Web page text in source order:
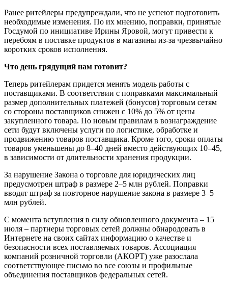
Ранее ритейлеры предупреждали, что не успеют подготовить
необходимые изменения. По их мнению, поправки, принятые
Госдумой по инициативе Ирины Яровой, могут привести к
перебоям в поставке продуктов в магазины из-за чрезвычайно
коротких сроков исполнения.
Что день грядущий нам готовит?
Теперь ритейлерам придется менять модель работы с
поставщиками. В соответствии с поправками максимальный
размер дополнительных платежей (бонусов) торговым сетям
со стороны поставщиков снижен с 10% до 5% от цены
закупленного товара. По новым правилам в вознаграждение
сети будут включены услуги по логистике, обработке и
продвижению товаров поставщика. Кроме того, сроки оплаты
товаров уменьшены до 8–40 дней вместо действующих 10–45,
в зависимости от длительности хранения продукции.
За нарушение Закона о торговле для юридических лиц
предусмотрен штраф в размере 2–5 млн рублей. Поправки
вводят штраф за повторное нарушение закона в размере 3–5
млн рублей.
С момента вступления в силу обновленного документа – 15
июля – партнеры торговых сетей должны обнародовать в
Интернете на своих сайтах информацию о качестве и
безопасности всех поставляемых товаров. Ассоциация
компаний розничной торговли (АКОРТ) уже разослала
соответствующее письмо во все союзы и профильные
объединения поставщиков федеральных сетей.